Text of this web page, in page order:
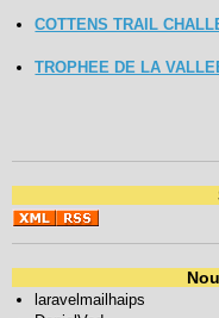
COTTENS TRAIL
TROPHEE DE LA
laravelmailhaips